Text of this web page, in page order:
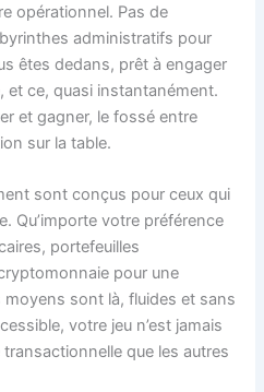
opérationnel. Pas de
administratifs pour
êtes dedans, prêt à engager
et ce, quasi instantanément.
et gagner, le fossé entre
sur la table.
sont conçus pour ceux qui
Qu’importe votre préférence
portefeuilles
pour une
moyens sont là, fluides et sans
votre jeu n’est jamais
que les autres